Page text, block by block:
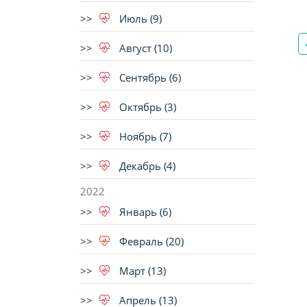
Июль (9)
Август (10)
Сентябрь (6)
Октябрь (3)
Ноябрь (7)
Декабрь (4)
2022
Январь (6)
Февраль (20)
Март (13)
Апрель (13)